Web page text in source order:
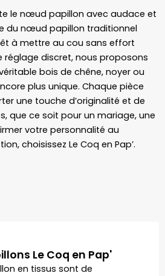
le nœud papillon avec audace et
du nœud papillon traditionnel
à mettre au cou sans effort
réglage discret, nous proposons
bois de chêne, noyer ou
plus unique. Chaque pièce
une touche d’originalité et de
que ce soit pour un mariage, une
votre personnalité au
choisissez Le Coq en Pap’.
Le Coq en Pap'
en tissus sont de